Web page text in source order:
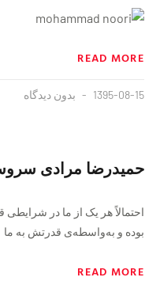
READ MORE
1395-08-15 بدون دیدگاه
حمیدرضا مرادی
احتمالاً هر یک از ما در شرایطی
بوده و به‌واسطه‌ی قدرتش به ما
READ MORE